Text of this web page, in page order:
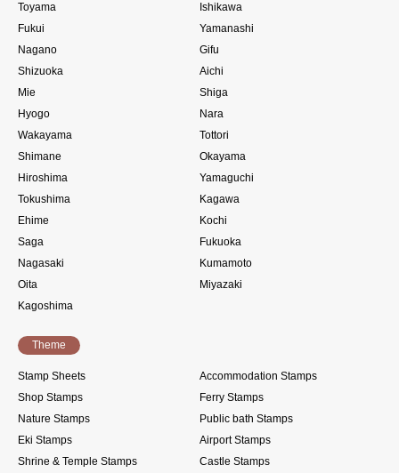
Toyama
Ishikawa
Fukui
Yamanashi
Nagano
Gifu
Shizuoka
Aichi
Mie
Shiga
Hyogo
Nara
Wakayama
Tottori
Shimane
Okayama
Hiroshima
Yamaguchi
Tokushima
Kagawa
Ehime
Kochi
Saga
Fukuoka
Nagasaki
Kumamoto
Oita
Miyazaki
Kagoshima
Theme
Stamp Sheets
Accommodation Stamps
Shop Stamps
Ferry Stamps
Nature Stamps
Public bath Stamps
Eki Stamps
Airport Stamps
Shrine & Temple Stamps
Castle Stamps